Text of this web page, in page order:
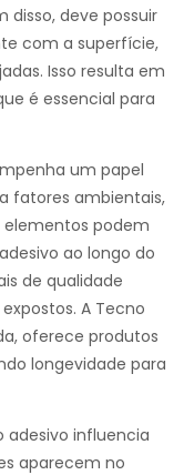
disso, deve possuir
com a superfície,
Isso resulta em
é essencial para
um papel
fatores ambientais,
elementos podem
ao longo do
de qualidade
A Tecno
oferece produtos
longevidade para
adesivo influencia
aparecem no